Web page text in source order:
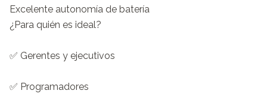
Excelente autonomía de batería
¿Para quién es ideal?
✅ Gerentes y ejecutivos
✅ Programadores